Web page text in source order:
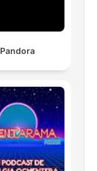
Pandora